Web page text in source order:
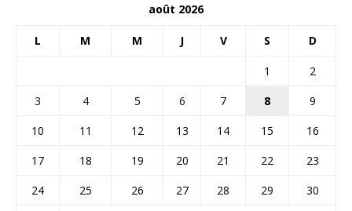
août 2026
L M M J V S D
1
2
3
4 5 6 7 8
9
10
11 12 13 14 15
16
17
18 19 20 21 22
23
24
25 26 27 28 29
30